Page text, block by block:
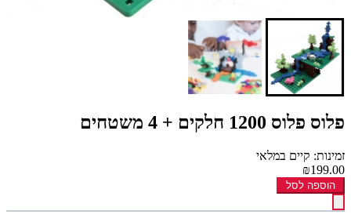
פלוס פלוס 1200 חלקים + 4 משטחים
זמינות: קיים במלאי
₪199.00
הוספה לסל